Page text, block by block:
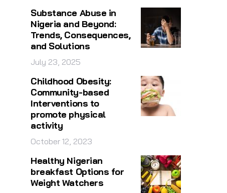
Substance Abuse in
Nigeria and Beyond:
Trends, Consequences,
and Solutions
July 23, 2025
Childhood Obesity:
Community-based
Interventions to
promote physical
activity
October 12, 2023
Healthy Nigerian
breakfast Options for
Weight Watchers